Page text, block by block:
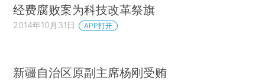
经费腐败案为科技改革祭旗
2014年10月31日 APP打开
新疆自治区原副主席杨刚受贿